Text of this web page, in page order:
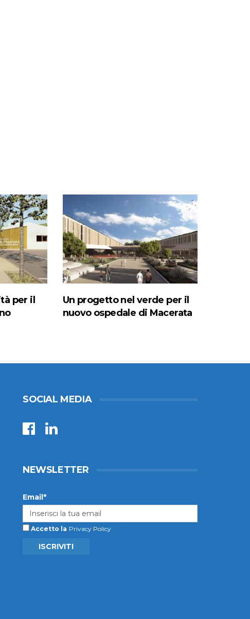
per il
Un progetto nel verde per il
nuovo ospedale di Macerata
SOCIAL MEDIA
NEWSLETTER
Email*
Accetto la Privacy Policy
ISCRIVITI